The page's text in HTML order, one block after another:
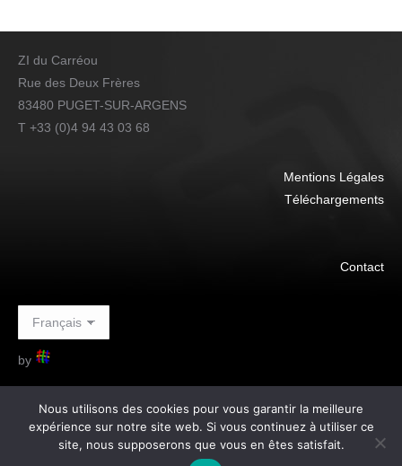
ZI du Carréou
Rue des Deux Frères
83480 PUGET-SUR-ARGENS
T +33 (0)4 94 43 03 68
Mentions Légales
Téléchargements
Contact
by
Nous utilisons des cookies pour vous garantir la meilleure
expérience sur notre site web. Si vous continuez à utiliser ce
site, nous supposerons que vous en êtes satisfait.